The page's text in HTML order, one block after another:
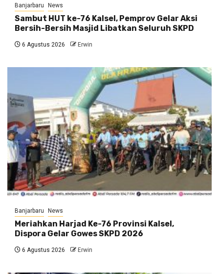
Banjarbaru News
Sambut HUT ke-76 Kalsel, Pemprov Gelar Aksi
Bersih-Bersih Masjid Libatkan Seluruh SKPD
6 Agustus 2026 Erwin
Banjarbaru News
Meriahkan Harjad Ke-76 Provinsi Kalsel,
Dispora Gelar Gowes SKPD 2026
6 Agustus 2026 Erwin